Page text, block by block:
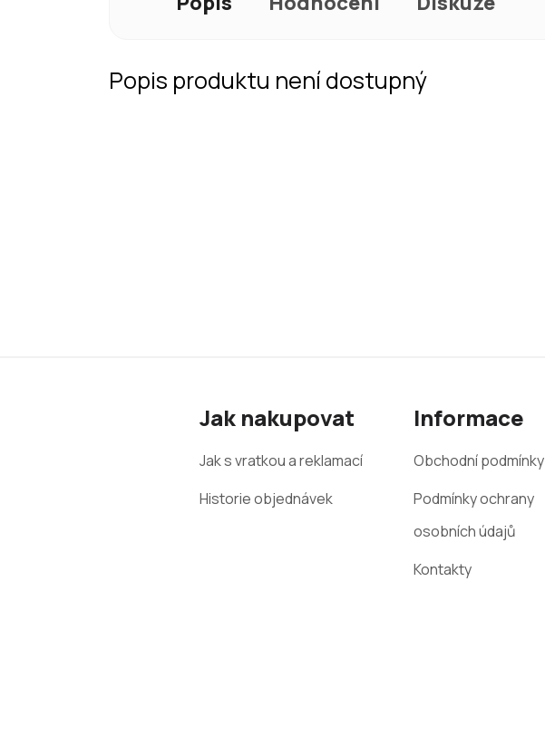
Popis produktu není dostupný
Jak nakupovat
Jak s vratkou a reklamací
Historie objednávek
Informace
Obchodní podmínky
Podmínky ochrany
osobních údajů
Kontakty